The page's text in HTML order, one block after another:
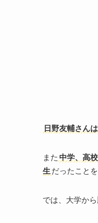
日野友輔さん
また 中学、高
生 だったこと
では、大学か